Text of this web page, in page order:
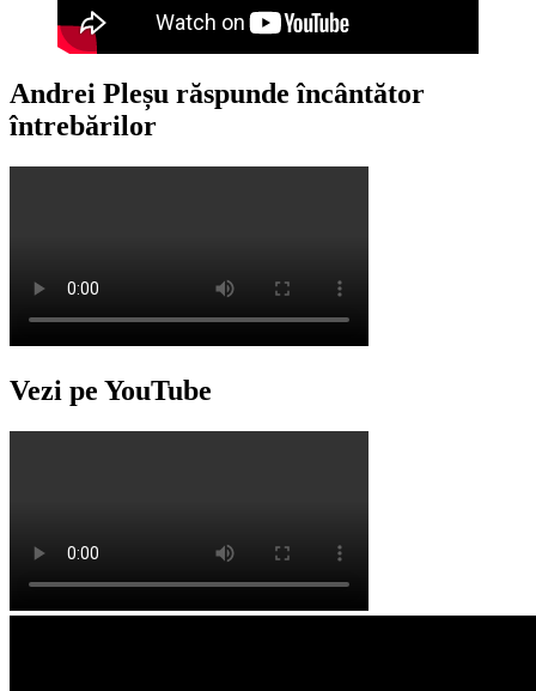
Andrei Pleșu răspunde încântător
întrebărilor
Vezi pe YouTube